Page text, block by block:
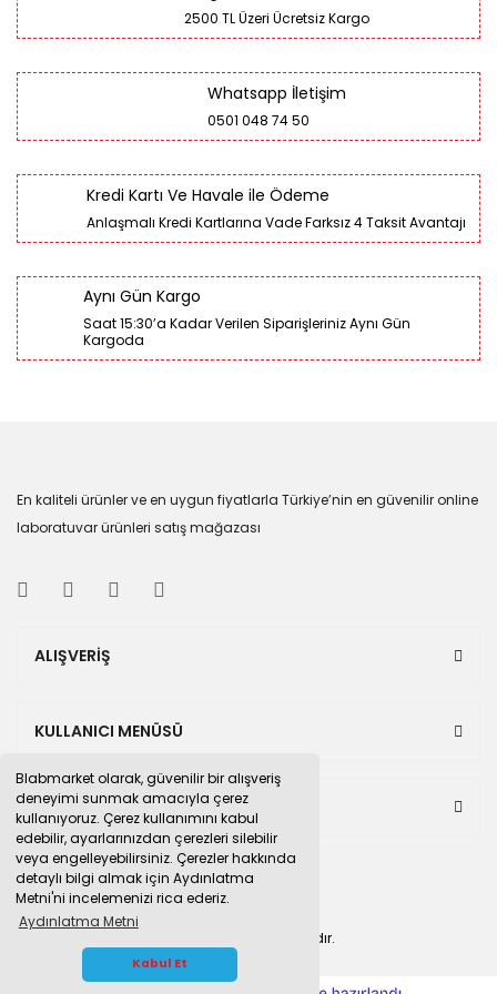
Blabmarket olarak, güvenilir bir alışveriş
deneyimi sunmak amacıyla çerez
kullanıyoruz. Çerez kullanımını kabul
edebilir, ayarlarınızdan çerezleri silebilir
veya engelleyebilirsiniz. Çerezler hakkında
detaylı bilgi almak için Aydınlatma
Metni'ni incelemenizi rica ederiz.
Aydınlatma Metni
Kabul Et
2500 TL Üzeri Ücretsiz Kargo
Whatsapp İletişim
0501 048 74 50
Kredi Kartı Ve Havale ile Ödeme
Anlaşmalı Kredi Kartlarına Vade Farksız 4 Taksit Avantajı
Aynı Gün Kargo
Saat 15:30’a Kadar Verilen Siparişleriniz Aynı Gün
Kargoda
En kaliteli ürünler ve en uygun fiyatlarla Türkiye’nin en güvenilir online
laboratuvar ürünleri satış mağazası
ALIŞVERİŞ
KULLANICI MENÜSÜ
BULUNDUĞUMUZ PAZAR YERLERİ
Tüm hakları saklıdır.
WHATSAPP İLETİŞİM